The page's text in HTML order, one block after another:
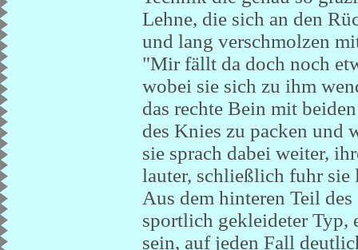
Lehne, die sich an den
und lang verschmolzen
"Mir fällt da doch noch
wobei sie sich zu ihm
das rechte Bein mit
des Knies zu packen und
sie sprach dabei weiter,
lauter, schließlich fuhr
Aus dem hinteren Teil
sportlich gekleideter Typ,
sein, auf jeden Fall